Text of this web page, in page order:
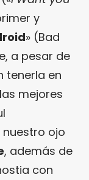
y
» (Bad
a pesar de
tenerla en
mejores
ojo
, además de
con